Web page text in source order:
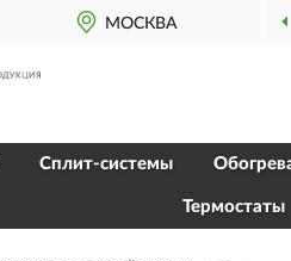
МОСКВА
Сплит-системы
Термостаты